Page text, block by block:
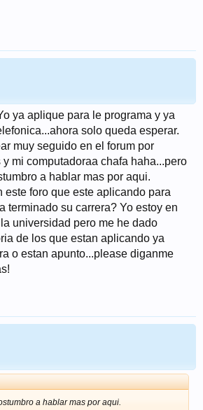
ya aplique para le programa y ya
solo queda esperar.
muy seguido en el forum por
mi computadoraa chafa haha...pero
a hablar mas por aqui.
este foro que este aplicando para
terminado su carrera? Yo estoy en
universidad pero me he dado
de los que estan aplicando ya
o estan apunto...please diganme
a hablar mas por aqui.